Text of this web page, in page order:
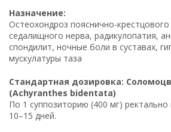
Назначение:
Остеохондроз пояснично-
седалищного нерва, радикулопатия,
спондилит, ночные боли в суставах,
мускулатуры таза
Стандартная дозировка:
(Achyranthes bidentata)
По 1 суппозиторию (400 мг)
10–15 дней.